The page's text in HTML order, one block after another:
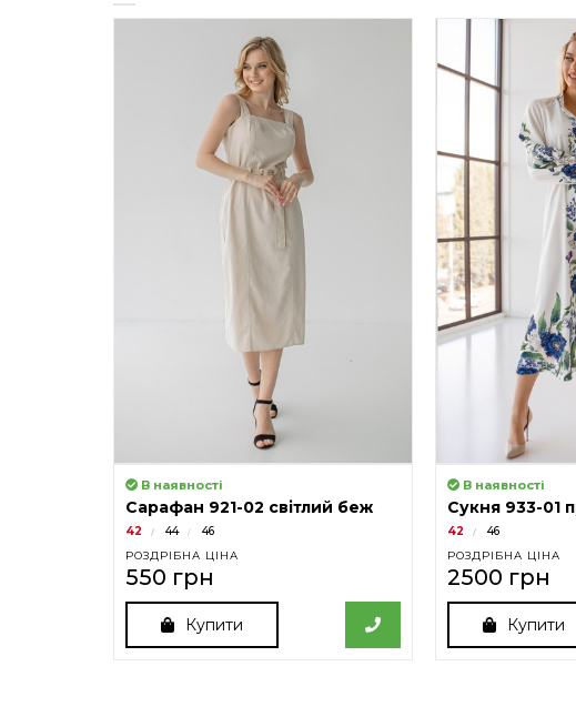
В наявності
Сарафан 921-02 світлий беж
42 44 46
РОЗДРІБНА ЦІНА
550 грн
Купити
В наявності
Сукня 933-01
42 46
РОЗДРІБНА ЦІНА
2500 грн
Купити